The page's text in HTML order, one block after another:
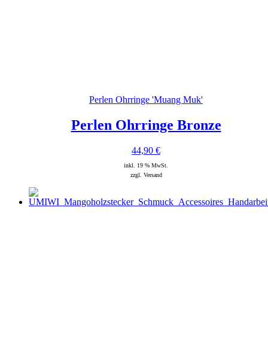
Perlen Ohrringe 'Muang Muk'
Perlen Ohrringe Bronze
44,90 €
inkl. 19 % MwSt.
zzgl. Versand